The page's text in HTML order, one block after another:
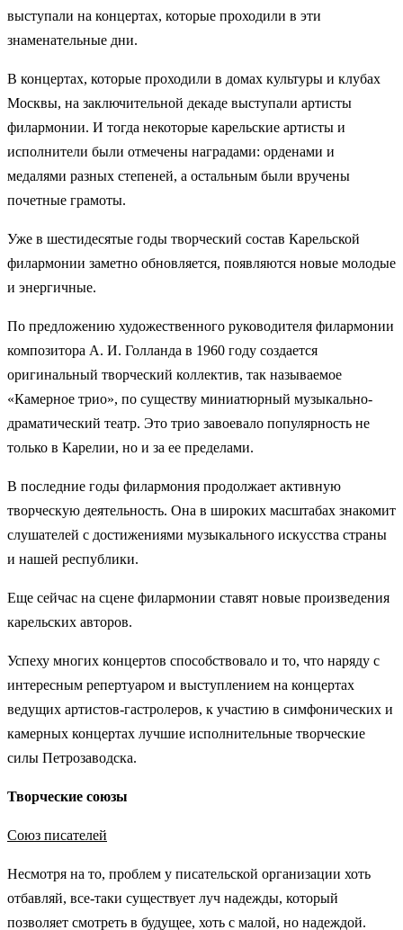
выступали на концертах, которые проходили в эти
знаменательные дни.
В концертах, которые проходили в домах культуры и клубах
Москвы, на заключительной декаде выступали артисты
филармонии. И тогда некоторые карельские артисты и
исполнители были отмечены наградами: орденами и
медалями разных степеней, а остальным были вручены
почетные грамоты.
Уже в шестидесятые годы творческий состав Карельской
филармонии заметно обновляется, появляются новые молодые
и энергичные.
По предложению художественного руководителя филармонии
композитора А. И. Голланда в 1960 году создается
оригинальный творческий коллектив, так называемое
«Камерное трио», по существу миниатюрный музыкально-
драматический театр. Это трио завоевало популярность не
только в Карелии, но и за ее пределами.
В последние годы филармония продолжает активную
творческую деятельность. Она в широких масштабах знакомит
слушателей с достижениями музыкального искусства страны
и нашей республики.
Еще сейчас на сцене филармонии ставят новые произведения
карельских авторов.
Успеху многих концертов способствовало и то, что наряду с
интересным репертуаром и выступлением на концертах
ведущих артистов-гастролеров, к участию в симфонических и
камерных концертах лучшие исполнительные творческие
силы Петрозаводска.
Творческие союзы
Союз писателей
Несмотря на то, проблем у писательской организации хоть
отбавляй, все-таки существует луч надежды, который
позволяет смотреть в будущее, хоть с малой, но надеждой.